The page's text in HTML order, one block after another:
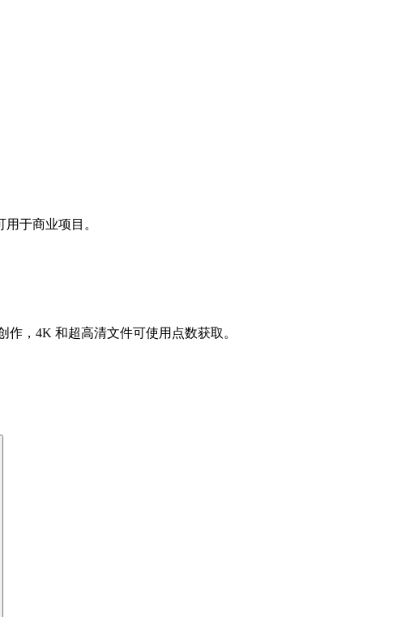
于商业项目。
，4K 和超高清文件可使用点数获取。